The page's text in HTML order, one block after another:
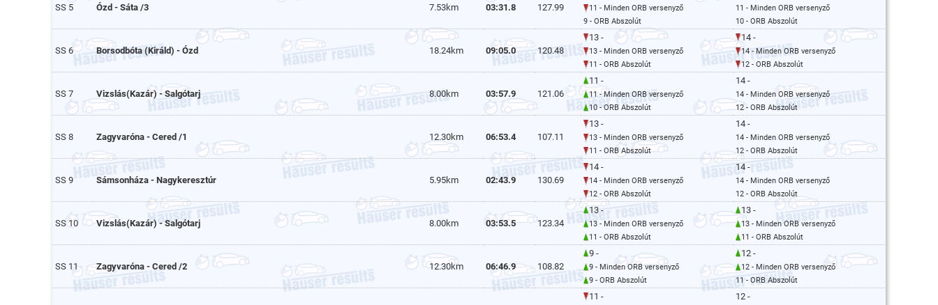
SS 5 Ózd - Sáta /3 7.53km 03:31.8 127.99
11 - Minden ORB versenyző
9 - ORB Abszolút
11 - Minden ORB versenyző
10 - ORB Abszolút
SS 6 Borsodbóta (Királd) - Ózd 18.24km 09:05.0 120.48
13 -
13 - Minden ORB versenyző
11 - ORB Abszolút
14 -
14 - Minden ORB versenyző
12 - ORB Abszolút
SS 7 Vizslás(Kazár) - Salgótarj 8.00km 03:57.9 121.06
11 -
11 - Minden ORB versenyző
10 - ORB Abszolút
14 -
14 - Minden ORB versenyző
12 - ORB Abszolút
SS 8 Zagyvaróna - Cered /1 12.30km 06:53.4 107.11
13 -
13 - Minden ORB versenyző
11 - ORB Abszolút
14 -
14 - Minden ORB versenyző
12 - ORB Abszolút
SS 9 Sámsonháza - Nagykeresztúr 5.95km 02:43.9 130.69
14 -
14 - Minden ORB versenyző
12 - ORB Abszolút
14 -
14 - Minden ORB versenyző
12 - ORB Abszolút
SS 10 Vizslás(Kazár) - Salgótarj 8.00km 03:53.5 123.34
13 -
13 - Minden ORB versenyző
11 - ORB Abszolút
13 -
13 - Minden ORB versenyző
11 - ORB Abszolút
SS 11 Zagyvaróna - Cered /2 12.30km 06:46.9 108.82
9 -
9 - Minden ORB versenyző
9 - ORB Abszolút
12 -
12 - Minden ORB versenyző
11 - ORB Abszolút
11 - 12 -